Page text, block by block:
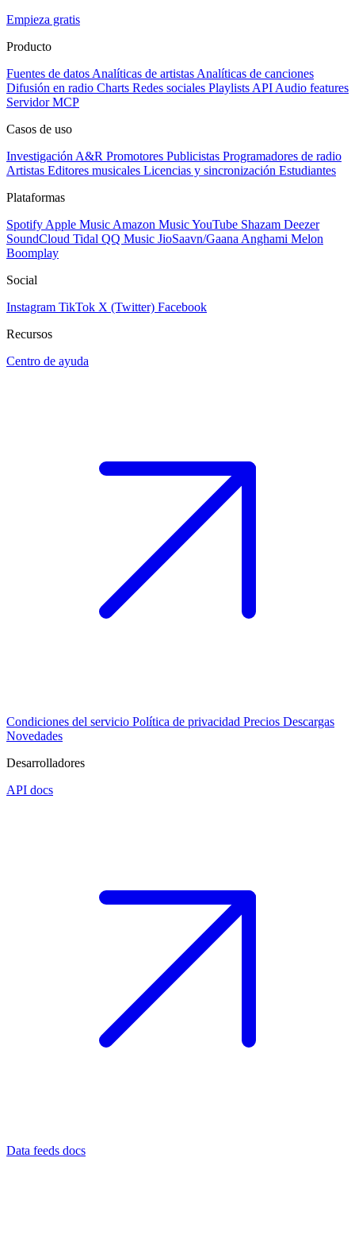
Empieza gratis
Producto
Fuentes de datos Analíticas de artistas Analíticas de canciones
Difusión en radio Charts Redes sociales Playlists API Audio features
Servidor MCP
Casos de uso
Investigación A&R Promotores Publicistas Programadores de radio
Artistas Editores musicales Licencias y sincronización Estudiantes
Plataformas
Spotify Apple Music Amazon MusicYouTube Shazam Deezer
SoundCloud Tidal QQ Music JioSaavn/Gaana Anghami Melon
Boomplay
Social
Instagram TikTok X (Twitter) Facebook
Recursos
Centro de ayuda
Condiciones del servicio Política de privacidad Precios Descargas
Novedades
Desarrolladores
API docs
Data feeds docs